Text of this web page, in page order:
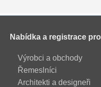
Nabídka a registrace pro
Výrobci a obchody
Řemeslníci
Architekti a designeři